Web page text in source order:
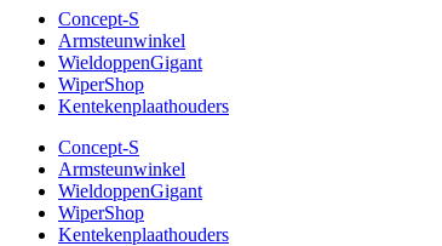
Concept-S
Armsteunwinkel
WieldoppenGigant
WiperShop
Kentekenplaathouders
Concept-S
Armsteunwinkel
WieldoppenGigant
WiperShop
Kentekenplaathouders